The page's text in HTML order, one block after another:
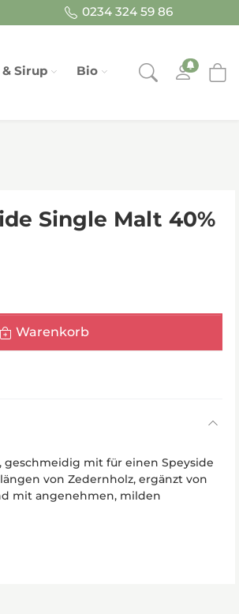
0234 324 59 86
Sirup Bio
Single Malt 40%
Warenkorb
geschmeidig mit für einen Speyside
von Zedernholz, ergänzt von
mit angenehmen, milden